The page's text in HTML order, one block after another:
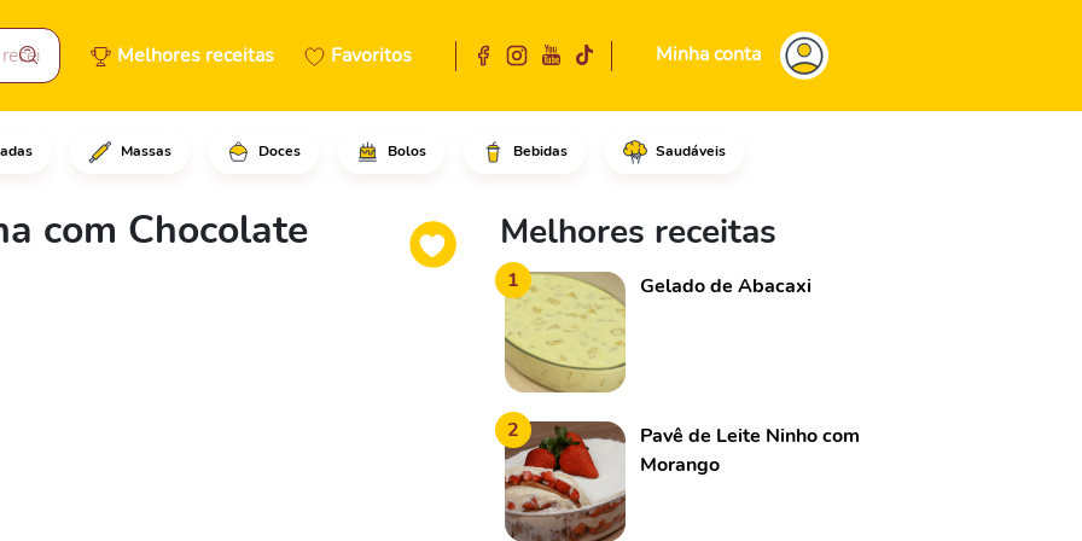
Melhores receitas Favoritos Minha conta
Massas Doces Bolos Bebidas Saudáveis
com Chocolate
biscoitos de leite no mixer e bata até virar farelo.Em
Melhores receitas
1 Gelado de Abacaxi
2
Pavê de Leite Ninho com
Morango